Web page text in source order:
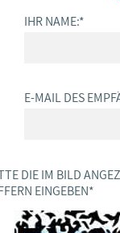
IHR NAME:*
E-MAIL DES
DIE IM BILD
EINGEBEN *